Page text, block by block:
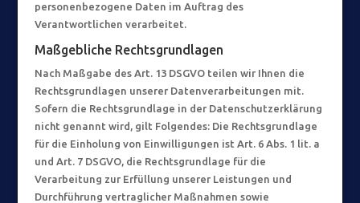
personenbezogene Daten im Auftrag des
Verantwortlichen verarbeitet.
Maßgebliche Rechtsgrundlagen
Nach Maßgabe des Art. 13 DSGVO teilen wir Ihnen die
Rechtsgrundlagen unserer Datenverarbeitungen mit.
Sofern die Rechtsgrundlage in der Datenschutzerklärung
nicht genannt wird, gilt Folgendes: Die Rechtsgrundlage
für die Einholung von Einwilligungen ist Art. 6 Abs. 1 lit. a
und Art. 7 DSGVO, die Rechtsgrundlage für die
Verarbeitung zur Erfüllung unserer Leistungen und
Durchführung vertraglicher Maßnahmen sowie